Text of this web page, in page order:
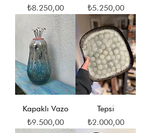
Fiyat
₺8.250,00
Fiyat
₺5.250,00
Kapaklı Vazo
Fiyat
₺9.500,00
Tepsi
Fiyat
₺2.000,00